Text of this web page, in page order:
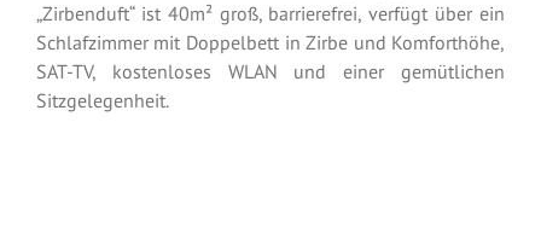
„Zirbenduft“ ist 40m² groß, barrierefrei, verfügt über ein
Schlafzimmer mit Doppelbett in Zirbe und Komforthöhe,
SAT-TV, kostenloses WLAN und einer gemütlichen
Sitzgelegenheit.